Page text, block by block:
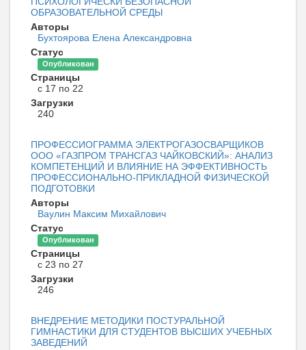
ОБРАЗОВАТЕЛЬНОЙ СРЕДЫ
Авторы
Бухтоярова Елена Александровна
Статус
Опубликован
Страницы
с 17 по 22
Загрузки
240
ПРОФЕССИОГРАММА ЭЛЕКТРОГАЗОСВАРЩИКОВ
ООО «ГАЗПРОМ ТРАНСГАЗ ЧАЙКОВСКИЙ»: АНАЛИЗ
КОМПЕТЕНЦИЙ И ВЛИЯНИЕ НА ЭФФЕКТИВНОСТЬ
ПРОФЕССИОНАЛЬНО-ПРИКЛАДНОЙ ФИЗИЧЕСКОЙ
ПОДГОТОВКИ
Авторы
Ваулин Максим Михайлович
Статус
Опубликован
Страницы
с 23 по 27
Загрузки
246
ВНЕДРЕНИЕ МЕТОДИКИ ПОСТУРАЛЬНОЙ
ГИМНАСТИКИ ДЛЯ СТУДЕНТОВ ВЫСШИХ УЧЕБНЫХ
ЗАВЕДЕНИЙ